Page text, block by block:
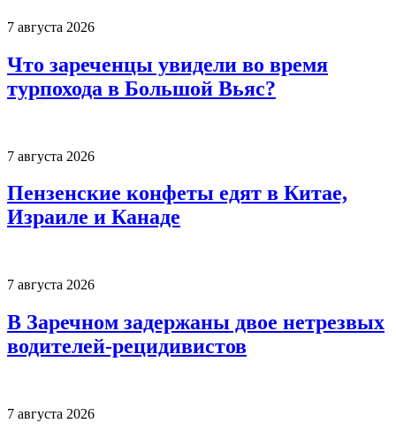
7 августа 2026
Что зареченцы увидели во время
турпохода в Большой Вьяс?
7 августа 2026
Пензенские конфеты едят в Китае,
Израиле и Канаде
7 августа 2026
В Заречном задержаны двое нетрезвых
водителей-рецидивистов
7 августа 2026